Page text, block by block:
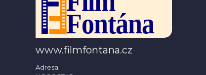
www.filmfontana.cz
Adresa: